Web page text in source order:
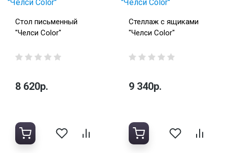
Стол письменный
"Челси Color"
8 620р.
Стеллаж с ящиками
"Челси Color"
9 340р.